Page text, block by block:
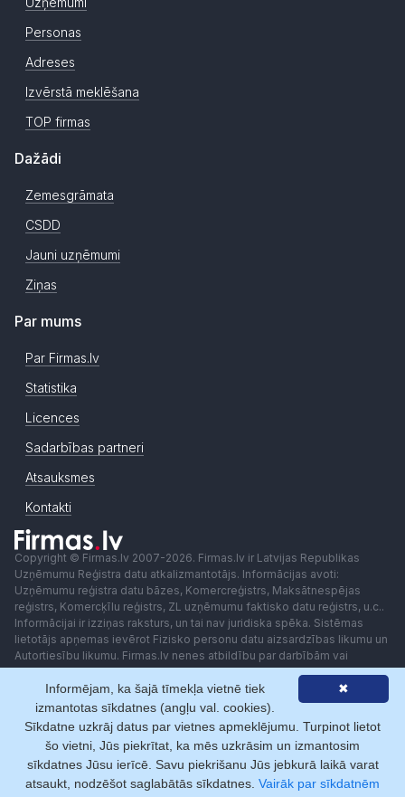
Personas
Adreses
Izvērstā meklēšana
TOP firmas
Dažādi
Zemesgrāmata
CSDD
Jauni uzņēmumi
Ziņas
Par mums
Par Firmas.lv
Statistika
Licences
Sadarbības partneri
Atsauksmes
Kontakti
Copyright © Firmas.lv 2007-2026. Firmas.lv ir Latvijas Republikas
Uzņēmumu Reģistra datu atkalizmantotājs. Informācijas avoti:
Uzņēmumu reģistra datu bāzes, Komercreģistrs, Maksātnespējas
reģistrs, Komercķīlu reģistrs, ZL uzņēmumu faktisko datu reģistrs, u.c..
Informācijai ir izziņas raksturs, un tai nav juridiska spēka. Sistēmas
lietotājs apņemas ievērot Fizisko personu datu aizsardzības likumu un
Autortiesību likumu. Firmas.lv nenes atbildību par darbībām vai
lēmumiem, kas balstīti uz saņemto pakalpojumu. Lietotājam aizliegts
izmantot jebkādas automatizētas sistēmas vai iekārtas (robotus)
piekļuvei sistēmai bez rakstiskas saskaņošanas ar Firmas.lv. Galvenā
redaktore: Ingūna Pempere.
Lietošanas noteikumi
Privātuma politika Norēķini ar
✖
Informējam, ka šajā tīmekļa vietnē tiek
izmantotas sīkdatnes (angļu val. cookies).
Sīkdatne uzkrāj datus par vietnes apmeklējumu. Turpinot lietot
šo vietni, Jūs piekrītat, ka mēs uzkrāsim un izmantosim
sīkdatnes Jūsu ierīcē. Savu piekrišanu Jūs jebkurā laikā varat
atsaukt, nodzēšot saglabātās sīkdatnes. Vairāk par sīkdatnēm